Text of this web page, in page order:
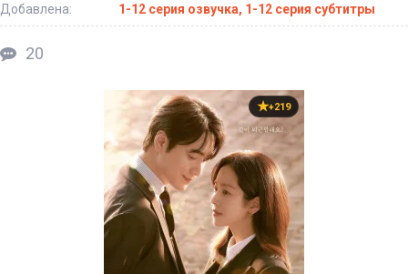
Добавлена:
1-12 серия озвучка, 1-12 серия субтитры
20
+219